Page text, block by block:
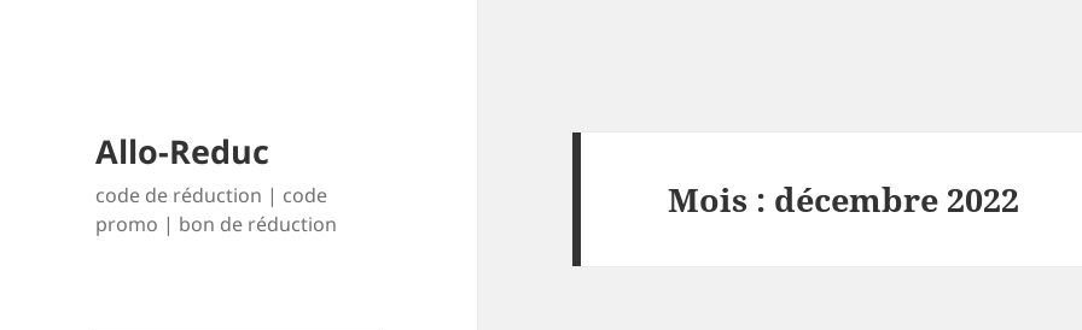
Allo-Reduc
code de réduction | code
promo | bon de réduction
Mois : décembre 2022